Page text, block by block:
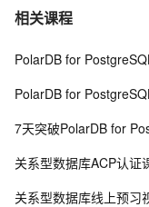
9
决方案
10基于Ubuntu 24编
相关课程
PolarDB for
PolarDB for
7天突破PolarDB for
关系型数据库ACP认证
关系型数据库线上预习